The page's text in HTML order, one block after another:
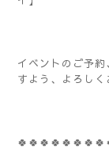
イベントのご予
すよう、よろし